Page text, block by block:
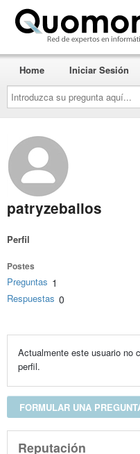
Introduzca
su
pregunta
aquí...
Home Iniciar Sesión
patryzeballos
Perfil
Postes
Preguntas 1
Respuestas 0
Actualmente este usuario no
perfil.
FORMULAR UNA
Reputación